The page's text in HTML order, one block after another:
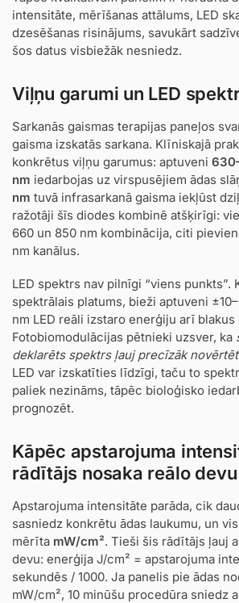
intensitāte, mērīšanas attālums, LED
dzesēšanas risinājums, savukārt
šos datus visbiežāk nesniedz.
Viļņu garumi un LED
Sarkanās gaismas terapijas paneļos
gaisma izskatās sarkana. Klīniskajā
konkrētus viļņu garumus: aptuveni
nm iedarbojas uz virspusējiem ādas
nm tuvā infrasarkanā gaisma iekļūst
ražotāji šīs diodes kombinē atšķirīgi:
660 un 850 nm kombinācija, citi
nm kanālus.
LED spektrs nav pilnīgi “viens punkts”.
spektrālais platums, bieži aptuveni
nm LED reāli izstaro enerģiju arī blakus
Fotobiomodulācijas pētnieki uzsver, ka
deklarēts spektrs ļauj precīzāk
LED var izskatīties līdzīgi, taču to
paliek nezināms, tāpēc bioloģisko
prognozēt.
Kāpēc apstarojuma
rādītājs nosaka reālo devu
Apstarojuma intensitāte parāda, cik
sasniedz konkrētu ādas laukumu, un
mērīta mW/cm². Tieši šis rādītājs ļauj
devu: enerģija J/cm² = apstarojuma
sekundēs / 1000. Ja panelis pie ādas
mW/cm², 10 minūšu procedūra sniedz